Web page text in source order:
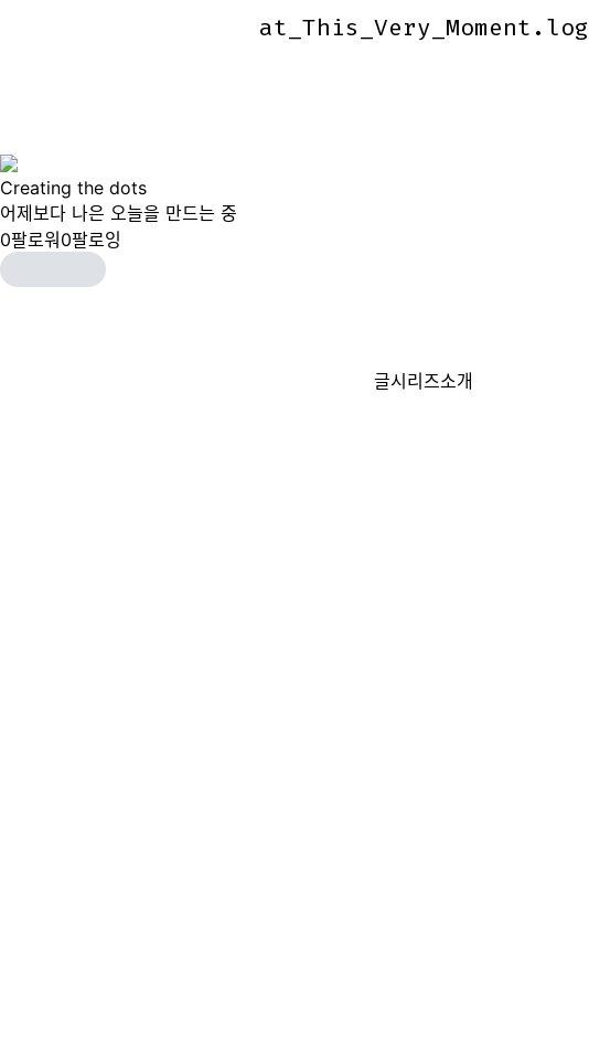
at_This_Very_Moment.log
at_This_Very_Moment.log
Creating the dots
어제보다 나은 오늘을 만드는 중
0팔로워 0팔로잉
글시리즈소개